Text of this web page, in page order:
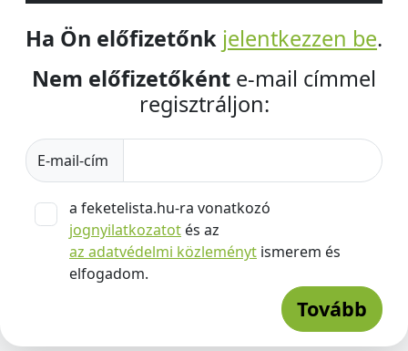
Ha Ön előfizetőnk jelentkezzen be.
Nem előfizetőként e-mail címmel
regisztráljon:
E-mail-cím
a feketelista.hu-ra vonatkozó
jognyilatkozatot és az
az adatvédelmi közleményt ismerem és
elfogadom.
Tovább